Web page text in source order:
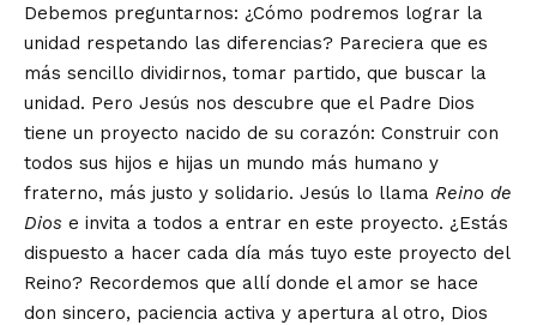
Debemos preguntarnos: ¿Cómo podremos lograr la
unidad respetando las diferencias? Pareciera que es
más sencillo dividirnos, tomar partido, que buscar la
unidad. Pero Jesús nos descubre que el Padre Dios
tiene un proyecto nacido de su corazón: Construir con
todos sus hijos e hijas un mundo más humano y
fraterno, más justo y solidario. Jesús lo llama Reino de
Dios e invita a todos a entrar en este proyecto. ¿Estás
dispuesto a hacer cada día más tuyo este proyecto del
Reino? Recordemos que allí donde el amor se hace
don sincero, paciencia activa y apertura al otro, Dios